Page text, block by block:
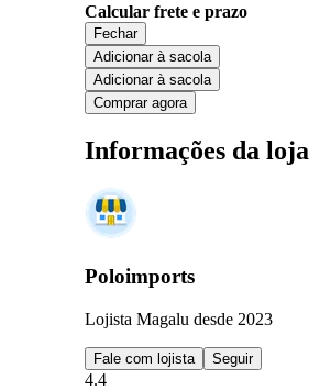
Calcular frete e prazo
Fechar
Adicionar à sacola
Adicionar à sacola
Comprar agora
Informações da loja
Poloimports
Lojista Magalu desde 2023
Fale com lojista Seguir
4.4